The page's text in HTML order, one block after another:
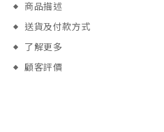
商品描述
送貨及付款方式
了解更多
顧客評價